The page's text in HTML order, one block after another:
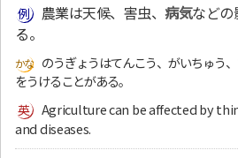
農業は天候、害虫、 病気などの
る。
のうぎょうはてんこう、がいちゅう
をうけることがある。
Agriculture can be affected by
and diseases.